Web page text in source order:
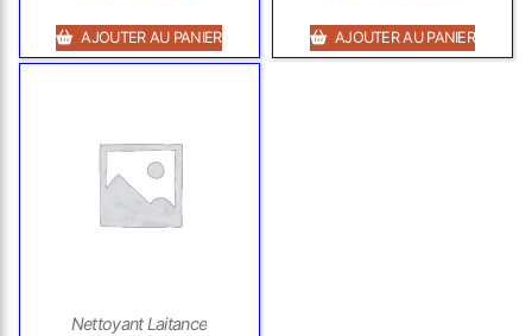
AJOUTER AU PANIER AJOUTER AU PANIER
Nettoyant Laitance